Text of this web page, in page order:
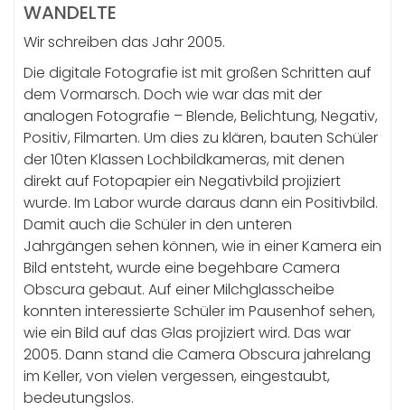
WANDELTE
Wir schreiben das Jahr 2005.
Die digitale Fotografie ist mit großen Schritten auf
dem Vormarsch. Doch wie war das mit der
analogen Fotografie – Blende, Belichtung, Negativ,
Positiv, Filmarten. Um dies zu klären, bauten Schüler
der 10ten Klassen Lochbildkameras, mit denen
direkt auf Fotopapier ein Negativbild projiziert
wurde. Im Labor wurde daraus dann ein Positivbild.
Damit auch die Schüler in den unteren
Jahrgängen sehen können, wie in einer Kamera ein
Bild entsteht, wurde eine begehbare Camera
Obscura gebaut. Auf einer Milchglasscheibe
konnten interessierte Schüler im Pausenhof sehen,
wie ein Bild auf das Glas projiziert wird. Das war
2005. Dann stand die Camera Obscura jahrelang
im Keller, von vielen vergessen, eingestaubt,
bedeutungslos.